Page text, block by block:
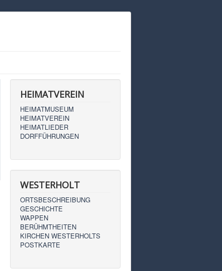
HEIMATVEREIN
HEIMATMUSEUM
HEIMATVEREIN
HEIMATLIEDER
DORFFÜHRUNGEN
WESTERHOLT
ORTSBESCHREIBUNG
GESCHICHTE
WAPPEN
BERÜHMTHEITEN
KIRCHEN WESTERHOLTS
POSTKARTE